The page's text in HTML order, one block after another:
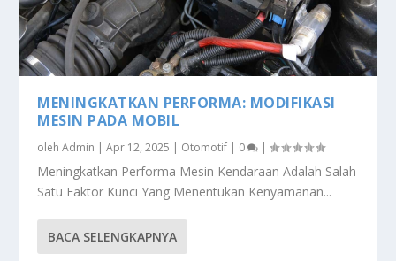
MENINGKATKAN PERFORMA: MODIFIKASI
MESIN PADA MOBIL
olehAdmin |Apr 12, 2025 | Otomotif | 0 |
Meningkatkan Performa Mesin Kendaraan Adalah Salah
Satu Faktor Kunci Yang Menentukan Kenyamanan...
BACA SELENGKAPNYA